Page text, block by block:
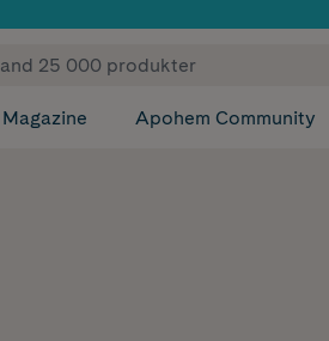
✓ Fri frakt
Magazine Apohem Community